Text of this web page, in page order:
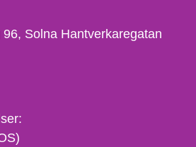
Solna Hantverkaregatan